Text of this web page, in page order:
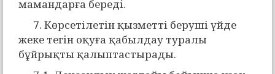
мамандарға береді.
7. Көрсетілетін қызметті беруші үйде
жеке тегін оқуға қабылдау туралы
бұйрықты қалыптастырады.